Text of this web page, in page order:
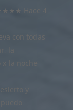
Hace 4
con todas
la
la noche
y